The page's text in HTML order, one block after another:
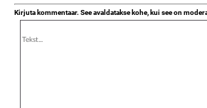
Kirjuta kommentaar. See avaldatakse kohe, kui see on